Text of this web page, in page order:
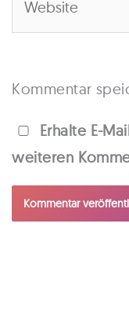
Kommentar
Erhalte E-
weiteren